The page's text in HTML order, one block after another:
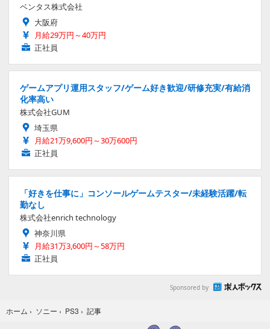
ベンタス株式会社
大阪府
月給29万円～40万円
正社員
ゲームアプリ運用スタッフ/ゲーム好き歓迎/研修充実/有給消
化率高い
株式会社GUM
埼玉県
月給21万9,600円～30万600円
正社員
「好きを仕事に」コンソールゲームテスター/未経験活躍/転
勤なし
株式会社enrich technology
神奈川県
月給31万3,600円～58万円
正社員
Sponsored by
ホーム › ソニー › PS3 › 記事